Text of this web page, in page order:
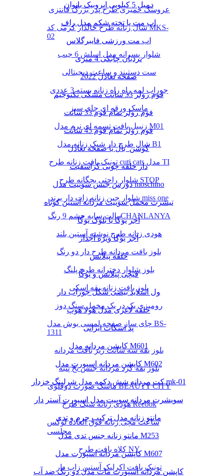
عروسک خمیری طرح پدر بزرگ فانتزی
شال زنانه طرح خالدار کرمی کد MKS-
02
شلوار پسرانه مدل اسلش 6 جیب
ست دستبند و ساعت دیجیتالی
جوراب لمه راه راه زنانه بسته 3 عددی
ماسک ورقه ای چای سبز
زنبیل بافت تسمه ای نرم مدل M01
شال طرح دار شیک زنانه مدل B1
تونیک بافت زنانه طرح cuti cats مدل TI
شلوار راحتی بچگانه طرح STOP
شلوار جین زنانه زاپ دار برند miss one
پالت سایه چشم 9 رنگ CHANLANYA
هودی زنانه طرح نوشته آستین بلند
بلوز بافت مردانه طرح دار دو رنگ
بلوز شلوار دخترانه طرح پلنگ
بلوز بافت زنانه یقه اسکی
رومیزی یک در یک مخمل سنگ دوز
چای ساز صفحه لمسی بوش مدل BS-
1311
بلوز یقه سه سانت ریز بافت مردانه
بلوز یقه گرد مردانه جنس نخ پنبه
ماسک صورت دوقلوی BEAUTY CITY
هودی زنانه شیک طرح Reebok
ساعت مچی زنانه فوق العاده لوکس
مجلسی
کلاه بافت طرح NY
تونیک بافت اکرلیک آستین زاپ دار
دمبل 5 کیلویی ایروبیک بانوان
اب مت یا تخته شکم مدل راف
اب مت ورزشی فایبرگلاس
نردبان چابکی 4 متری
صفحه تعادل 2022
فوم رولر 33 سانت مشکی تکنوجیم
فوم رولر تمام فوم 33 سانت
فوم رولر تمام فوم 45 سانت
کوشن بال یا صفحه تعادل
دار حلقه چوبی کراسفیت
دورس جنس سوییت مدل moschino
تیشرت مخمل سوییت مردانه آستین کوتاه
آجر یوگا یا بلوک یوگا
آجر یوگا ویژه آجدار
حلقه پیلاتس
قیچی پیلاتس و یوگا
ول اسلاید بیضی شکل جوراب دار
حلقه لاغری مدل هولا هوپ
پد اسکات ایرانی
کاپشن مردانه مدل M601
کاپشن مردانه اسپورت مدل M602
کت مردانه شش دکمه مدل شرلینگ خزدار mk-01
سویشرت مردانه سوییت مدل اسپورت آستر دار
مانتو زنانه مدل ترکیب چرم و تدی
مانتو زنانه جنس تدی مدل M253
کاپشن مردانه اسپورت مدل M607
کاپشن مردانه اسپورت مات مدل دو رنگ ضد آب